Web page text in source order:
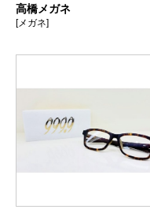
高橋メガネ
[メガネ]